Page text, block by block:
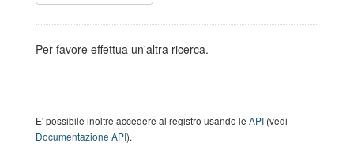
Per favore effettua un'altra ricerca.
E' possibile inoltre accedere al registro usando le API (vedi
Documentazione API).